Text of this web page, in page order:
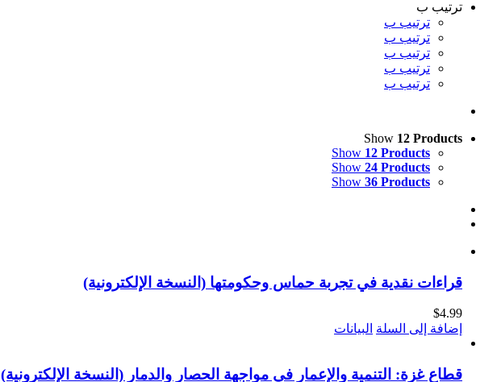
ترتيب ب
ترتيب ب
ترتيب ب
ترتيب ب
ترتيب ب
ترتيب ب
Show 12 Products
Show 12 Products
Show 24 Products
Show 36 Products
قراءات نقدية في تجربة حماس وحكومتها (النسخة الإلكترونية)
$4.99
إضافة إلى السلة البيانات
قطاع غزة: التنمية والإعمار في مواجهة الحصار والدمار (النسخة الإلكترونية)